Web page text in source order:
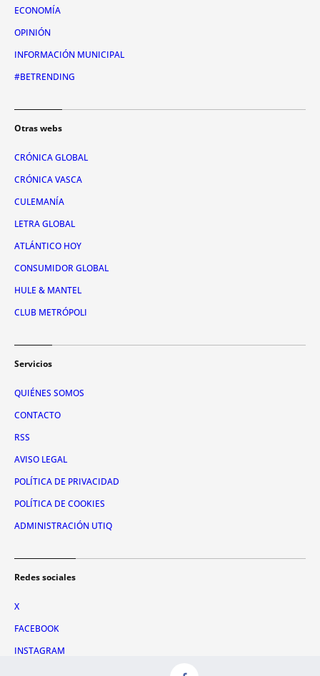
ECONOMÍA
OPINIÓN
INFORMACIÓN MUNICIPAL
#BETRENDING
Otras webs
CRÓNICA GLOBAL
CRÓNICA VASCA
CULEMANÍA
LETRA GLOBAL
ATLÁNTICO HOY
CONSUMIDOR GLOBAL
HULE & MANTEL
CLUB METRÓPOLI
Servicios
QUIÉNES SOMOS
CONTACTO
RSS
AVISO LEGAL
POLÍTICA DE PRIVACIDAD
POLÍTICA DE COOKIES
ADMINISTRACIÓN UTIQ
Redes sociales
X
FACEBOOK
INSTAGRAM